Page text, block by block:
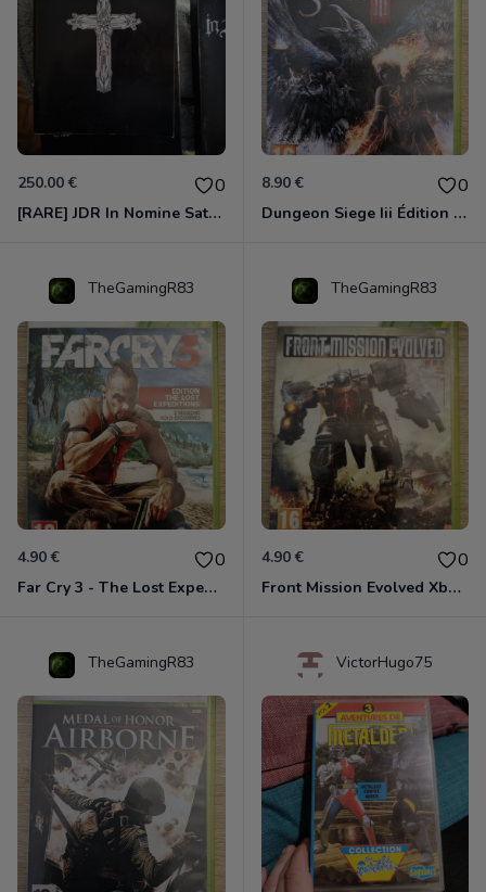
250.00 € 0
[RARE] JDR In Nomine Satanis / Magna Veritas – 1ère Édition BOÎTE (DOS BLANC, 1989) - CROC / Siroz
8.90 € 0
Dungeon Siege Iii Édition Limitée - Vf Intégrale Xbox 360
TheGamingR83
4.90 € 0
Far Cry 3 - The Lost Expeditions - Edition Spéciale Xbox 360
TheGamingR83
4.90 € 0
Front Mission Evolved Xbox 360
TheGamingR83 VictorHugo75